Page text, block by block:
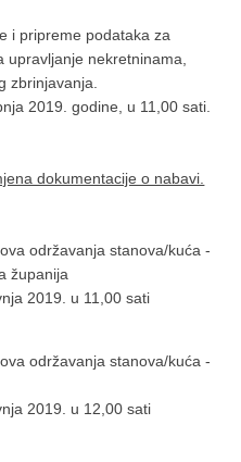
i pripreme podataka za
nekretninama,
zbrinjavanja.
2019. godine, u 11,00 sati.
dokumentacije o nabavi.
održavanja stanova/kuća -
županija
2019. u 11,00 sati
održavanja stanova/kuća -
2019. u 12,00 sati